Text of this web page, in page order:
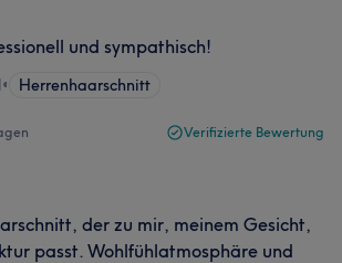
und sympathisch!
• Herrenhaarschnitt
Verifizierte Bewertung
der zu mir, meinem Gesicht,
passt. Wohlfühlatmosphäre und